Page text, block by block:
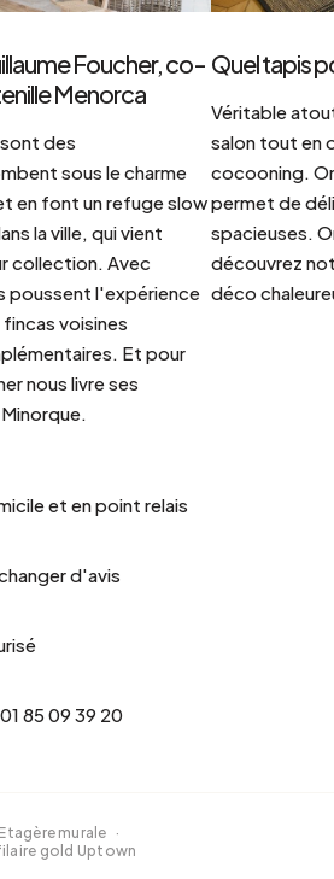
Foucher, co-
Menorca
des
sous le charme
en font un refuge slow
la ville, qui vient
collection. Avec
poussent l'expérience
fincas voisines
Et pour
nous livre ses
Quel tapis
Véritable
salon tout en
cocooning.
permet de
spacieuses.
découvrez
déco
et en point relais
d'avis
85 09 39 20
Etagère murale ·
gold Uptown